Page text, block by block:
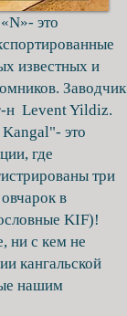
это
известных и
Заводчик
н Levent Yildiz.
это
где
три
в
KIF)!
ни с кем не
кангальской
нашим